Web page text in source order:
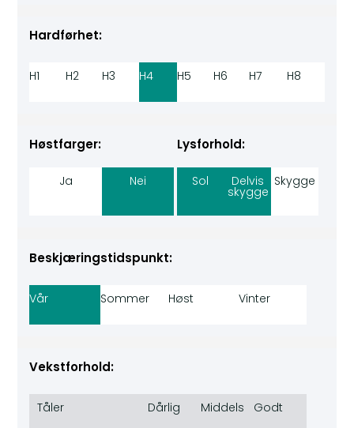
Hardførhet:
H1 H2 H3 H4 H5 H6 H7 H8
Høstfarger:
Ja Nei
Lysforhold:
Sol Delvis
skygge
Skygge
Beskjæringstidspunkt:
Vår Sommer Høst Vinter
Vekstforhold:
Tåler Dårlig Middels Godt